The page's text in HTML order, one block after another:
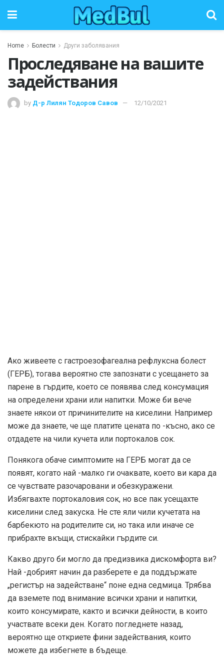
Home Болести Други заболявания
Проследяване на вашите
задействания
by Д-р Лилян Тодоров Савов 12/10/2021
Ако живеете с гастроезофагеална рефлуксна болест
(ГЕРБ), тогава вероятно сте запознати с усещането за
парене в гърдите, което се появява след консумация
на определени храни или напитки. Може би вече
знаете някои от причинителите на киселини. Например
може да знаете, че ще платите цената по -късно, ако се
отдадете на чили кучета или портокалов сок.
Понякога обаче симптомите на ГЕРБ могат да се
появят, когато най -малко ги очаквате, което ви кара да
се чувствате разочаровани и обезкуражени.
Избягвахте портокаловия сок, но все пак усещахте
киселини след закуска. Не сте яли чили кучетата на
барбекюто на родителите си, но така или иначе се
прибрахте вкъщи, стискайки гърдите си.
Какво друго би могло да предизвика дискомфорта ви?
Най -добрият начин да разберете е да поддържате
„регистър на задействане“ поне една седмица. Трябва
да вземете под внимание всички храни и напитки,
които консумирате, както и всички дейности, в които
участвате всеки ден. Когато погледнете назад,
вероятно ще откриете фини задействания, които
можете да избегнете в бъдеще.